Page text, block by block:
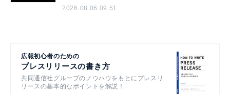
2026.08.06 09:51
広報初心者のための
プレスリリースの書き方
共同通信社グループのノウハウをもとにプレスリ
リースの基本的なポイントを解説！